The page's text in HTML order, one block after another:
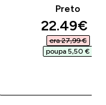
Preto
22.49€‎
era 27,99 €‎
poupa 5,50 €‎